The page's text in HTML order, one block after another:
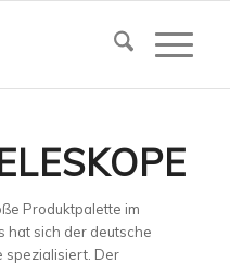
Produktpalette im
hat sich der deutsche
spezialisiert. Der